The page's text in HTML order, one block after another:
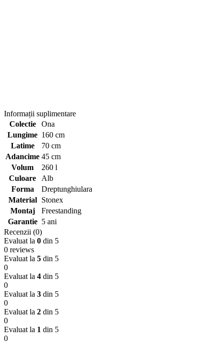
Informații suplimentare
Colectie
Ona
Lungime 160 cm
Latime
70 cm
Adancime 45 cm
Volum
260 l
Culoare
Alb
Forma
Dreptunghiulara
Material
Stonex
Montaj
Freestanding
Garantie 5 ani
Recenzii (0)
Evaluat la 0 din 5
0 reviews
Evaluat la 5 din 5
0
Evaluat la 4 din 5
0
Evaluat la 3 din 5
0
Evaluat la 2 din 5
0
Evaluat la 1 din 5
0